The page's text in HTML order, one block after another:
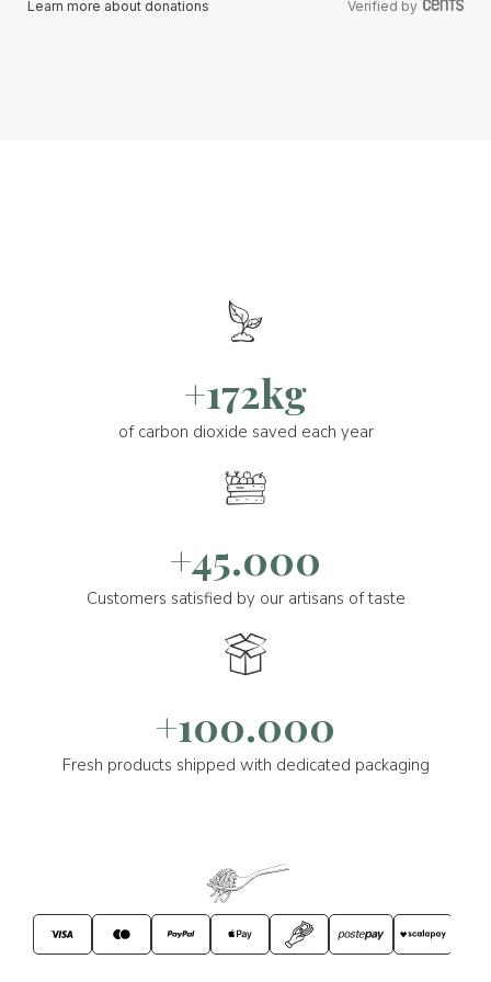
Learn more about donations Verified by
+172kg
of carbon dioxide saved each year
+45.000
Customers satisfied by our artisans of taste
+100.000
Fresh products shipped with dedicated packaging